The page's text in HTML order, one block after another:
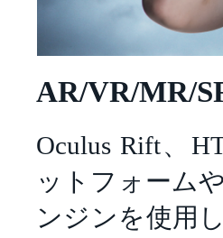
AR/VR/MR/
Oculus Rift、
ットフォーム
ンジンを使用